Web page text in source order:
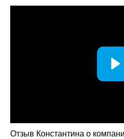
Отзыв Константина о